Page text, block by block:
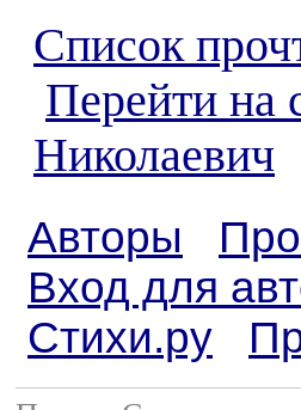
Список
Перейти на
Николаевич
Авторы
Вход для
Стихи.ру